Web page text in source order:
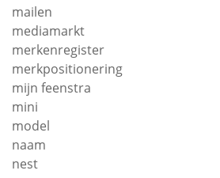
mailen
mediamarkt
merkenregister
merkpositionering
mijn feenstra
mini
model
naam
nest